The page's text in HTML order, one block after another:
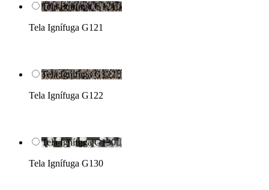
Tela Ignífuga G121
Tela Ignífuga G121
Tela Ignífuga G122
Tela Ignífuga G122
Tela Ignífuga G130
Tela Ignífuga G130